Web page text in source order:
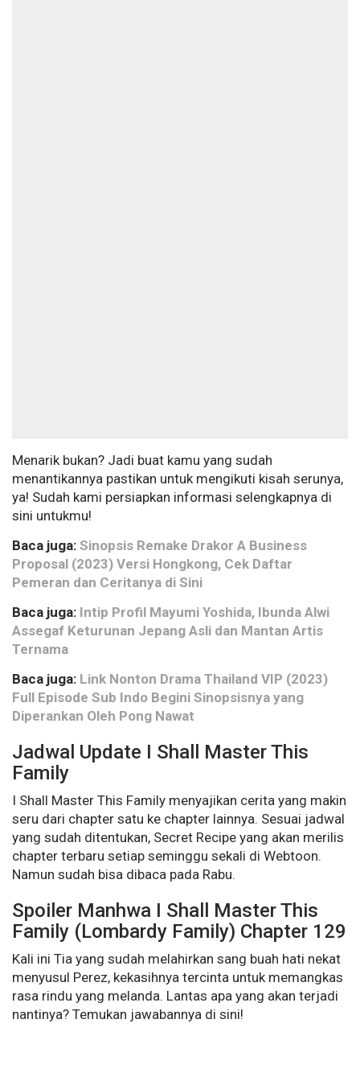
Menarik bukan? Jadi buat kamu yang sudah
menantikannya pastikan untuk mengikuti kisah serunya,
ya! Sudah kami persiapkan informasi selengkapnya di
sini untukmu!
Baca juga: Sinopsis Remake Drakor A Business
Proposal (2023) Versi Hongkong, Cek Daftar
Pemeran dan Ceritanya di Sini
Baca juga: Intip Profil Mayumi Yoshida, Ibunda Alwi
Assegaf Keturunan Jepang Asli dan Mantan Artis
Ternama
Baca juga: Link Nonton Drama Thailand VIP (2023)
Full Episode Sub Indo Begini Sinopsisnya yang
Diperankan Oleh Pong Nawat
Jadwal Update I Shall Master This
Family
I Shall Master This Family menyajikan cerita yang makin
seru dari chapter satu ke chapter lainnya. Sesuai jadwal
yang sudah ditentukan, Secret Recipe yang akan merilis
chapter terbaru setiap seminggu sekali di Webtoon.
Namun sudah bisa dibaca pada Rabu.
Spoiler Manhwa I Shall Master This
Family (Lombardy Family) Chapter 129
Kali ini Tia yang sudah melahirkan sang buah hati nekat
menyusul Perez, kekasihnya tercinta untuk memangkas
rasa rindu yang melanda. Lantas apa yang akan terjadi
nantinya? Temukan jawabannya di sini!